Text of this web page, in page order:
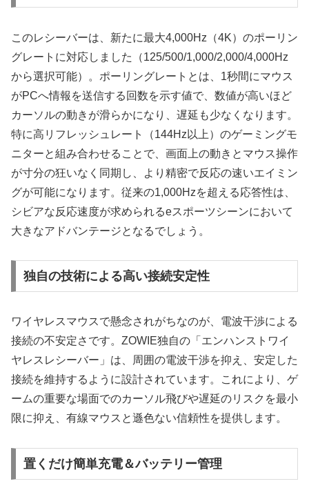
このレシーバーは、新たに最大4,000Hz（4K）のポーリン
グレートに対応しました（125/500/1,000/2,000/4,000Hz
から選択可能）。ポーリングレートとは、1秒間にマウス
がPCへ情報を送信する回数を示す値で、数値が高いほど
カーソルの動きが滑らかになり、遅延も少なくなります。
特に高リフレッシュレート（144Hz以上）のゲーミングモ
ニターと組み合わせることで、画面上の動きとマウス操作
が寸分の狂いなく同期し、より精密で反応の速いエイミン
グが可能になります。従来の1,000Hzを超える応答性は、
シビアな反応速度が求められるeスポーツシーンにおいて
大きなアドバンテージとなるでしょう。
独自の技術による高い接続安定性
ワイヤレスマウスで懸念されがちなのが、電波干渉による
接続の不安定さです。ZOWIE独自の「エンハンストワイ
ヤレスレシーバー」は、周囲の電波干渉を抑え、安定した
接続を維持するように設計されています。これにより、ゲ
ームの重要な場面でのカーソル飛びや遅延のリスクを最小
限に抑え、有線マウスと遜色ない信頼性を提供します。
置くだけ簡単充電＆バッテリー管理